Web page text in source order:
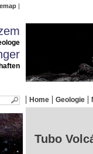
Home Geologie
Tubo